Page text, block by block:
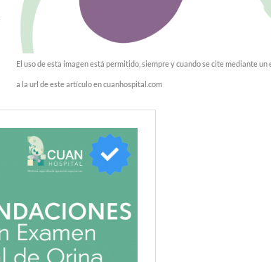
El uso de esta imagen está permitido, siempre y cuando se cite mediante un
a la url de este artículo en cuanhospital.com